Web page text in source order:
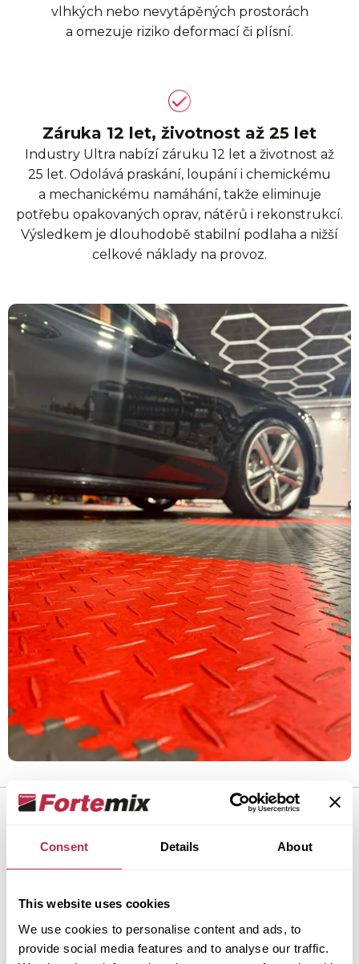
Consent Details About
This website uses cookies
We use cookies to personalise content and ads, to
provide social media features and to analyse our traffic.
vlhkých nebo nevytápěných prostorách
a omezuje riziko deformací či plísní.
Záruka 12 let, životnost až 25 let
Industry Ultra nabízí záruku 12 let a životnost až
25 let. Odolává praskání, loupání i chemickému
a mechanickému namáhání, takže eliminuje
potřebu opakovaných oprav, nátěrů i rekonstrukcí.
Výsledkem je dlouhodobě stabilní podlaha a nižší
celkové náklady na provoz.
Jak správně instalovat
podlahu Fortelock Industry
Ultra
Dlaždice Fortelock jednoduše zacvaknete do sebe,